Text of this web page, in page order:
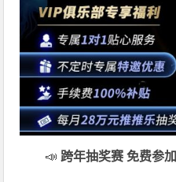
📣 跨年抽奖赛 免费参加